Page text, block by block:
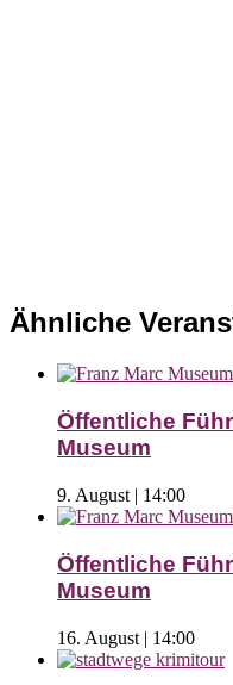
Ähnliche
Öffentliche
Museum
9. August | 14:00
Öffentliche
Museum
16. August | 14:00